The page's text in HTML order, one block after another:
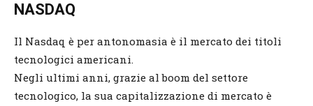
NASDAQ
Il Nasdaq è per antonomasia è il mercato dei titoli
tecnologici americani.
Negli ultimi anni, grazie al boom del settore
tecnologico, la sua capitalizzazione di mercato è